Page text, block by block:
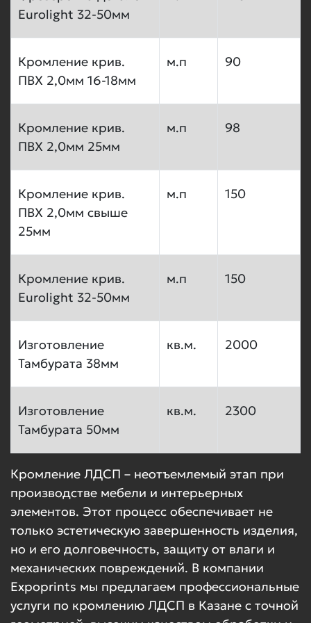
Eurolight 32-50мм
Кромление крив.
ПВХ 2,0мм 16-18мм
м.п 90
Кромление крив.
ПВХ 2,0мм 25мм
м.п 98
Кромление крив.
ПВХ 2,0мм свыше
25мм
м.п 150
Кромление крив.
Eurolight 32-50мм
м.п 150
Изготовление
Тамбурата 38мм
кв.м. 2000
Изготовление
Тамбурата 50мм
кв.м. 2300
Кромление ЛДСП – неотъемлемый этап при
производстве мебели и интерьерных
элементов. Этот процесс обеспечивает не
только эстетическую завершенность изделия,
но и его долговечность, защиту от влаги и
механических повреждений. В компании
Expoprints мы предлагаем профессиональные
услуги по кромлению ЛДСП в Казане с точной